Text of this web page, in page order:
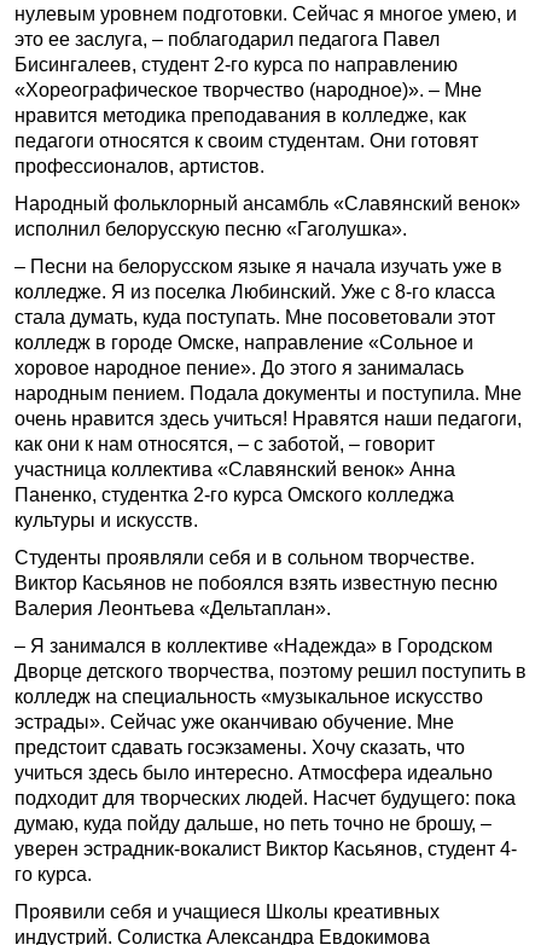
нулевым уровнем подготовки. Сейчас я многое умею, и
это ее заслуга, – поблагодарил педагога Павел
Бисингалеев, студент 2-го курса по направлению
«Хореографическое творчество (народное)». – Мне
нравится методика преподавания в колледже, как
педагоги относятся к своим студентам. Они готовят
профессионалов, артистов.
Народный фольклорный ансамбль «Славянский венок»
исполнил белорусскую песню «Гаголушка».
– Песни на белорусском языке я начала изучать уже в
колледже. Я из поселка Любинский. Уже с 8-го класса
стала думать, куда поступать. Мне посоветовали этот
колледж в городе Омске, направление «Сольное и
хоровое народное пение». До этого я занималась
народным пением. Подала документы и поступила. Мне
очень нравится здесь учиться! Нравятся наши педагоги,
как они к нам относятся, – с заботой, – говорит
участница коллектива «Славянский венок» Анна
Паненко, студентка 2-го курса Омского колледжа
культуры и искусств.
Студенты проявляли себя и в сольном творчестве.
Виктор Касьянов не побоялся взять известную песню
Валерия Леонтьева «Дельтаплан».
– Я занимался в коллективе «Надежда» в Городском
Дворце детского творчества, поэтому решил поступить в
колледж на специальность «музыкальное искусство
эстрады». Сейчас уже оканчиваю обучение. Мне
предстоит сдавать госэкзамены. Хочу сказать, что
учиться здесь было интересно. Атмосфера идеально
подходит для творческих людей. Насчет будущего: пока
думаю, куда пойду дальше, но петь точно не брошу, –
уверен эстрадник-вокалист Виктор Касьянов, студент 4-
го курса.
Проявили себя и учащиеся Школы креативных
индустрий. Солистка Александра Евдокимова